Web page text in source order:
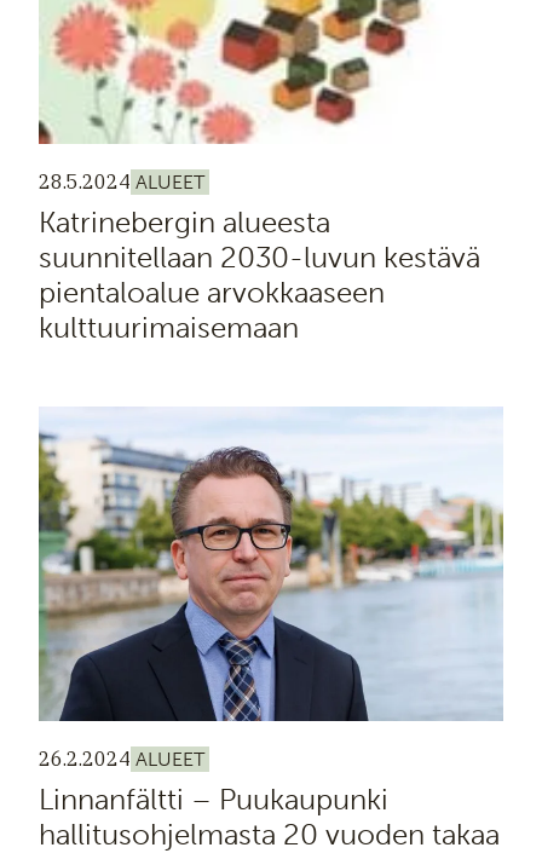
28.5.2024 ALUEET
Katrinebergin alueesta
suunnitellaan 2030-luvun kestävä
pientaloalue arvokkaaseen
kulttuurimaisemaan
26.2.2024 ALUEET
Linnanfältti – Puukaupunki
hallitusohjelmasta 20 vuoden takaa